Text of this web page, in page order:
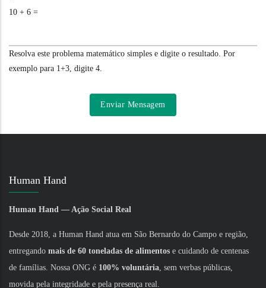
10 + 6 =
Resolva este problema matemático simples e digite o resultado. Por
exemplo para 1+3, digite 4.
Human Hand
Human Hand — Ação Social Real
Desde 2018, a Human Hand atua em São Bernardo do Campo e região,
entregando mais de 60 toneladas de alimentos e cuidando de centenas
de famílias. Nossa ONG é 100% voluntária , sem verbas públicas,
movida pela integridade e pela presença real.